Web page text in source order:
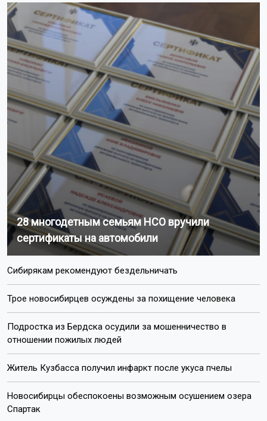
28 многодетным семьям НСО вручили
сертификаты на автомобили
Сибирякам рекомендуют бездельничать
Трое новосибирцев осуждены за похищение человека
Подростка из Бердска осудили за мошенничество в
отношении пожилых людей
Житель Кузбасса получил инфаркт после укуса пчелы
Новосибирцы обеспокоены возможным осушением озера
Спартак